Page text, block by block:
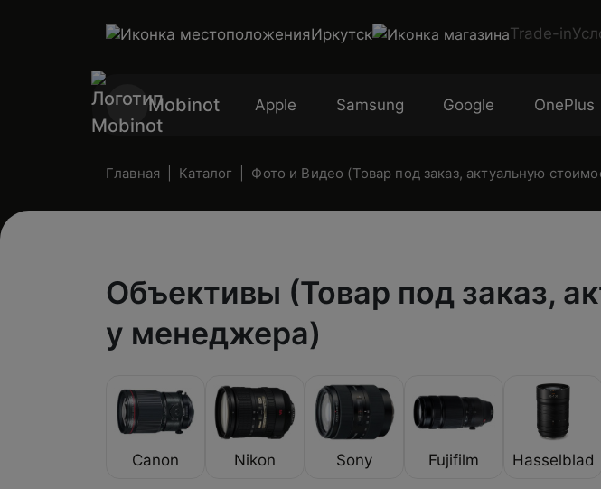
Иркутск Trade-in
Mobinot Apple Samsung Google OnePlus
Главная Каталог Фото и Видео (Товар под заказ, актуальную
Объективы (Товар под заказ,
у менеджера)
Canon Nikon Sony Fujifilm Hasselblad